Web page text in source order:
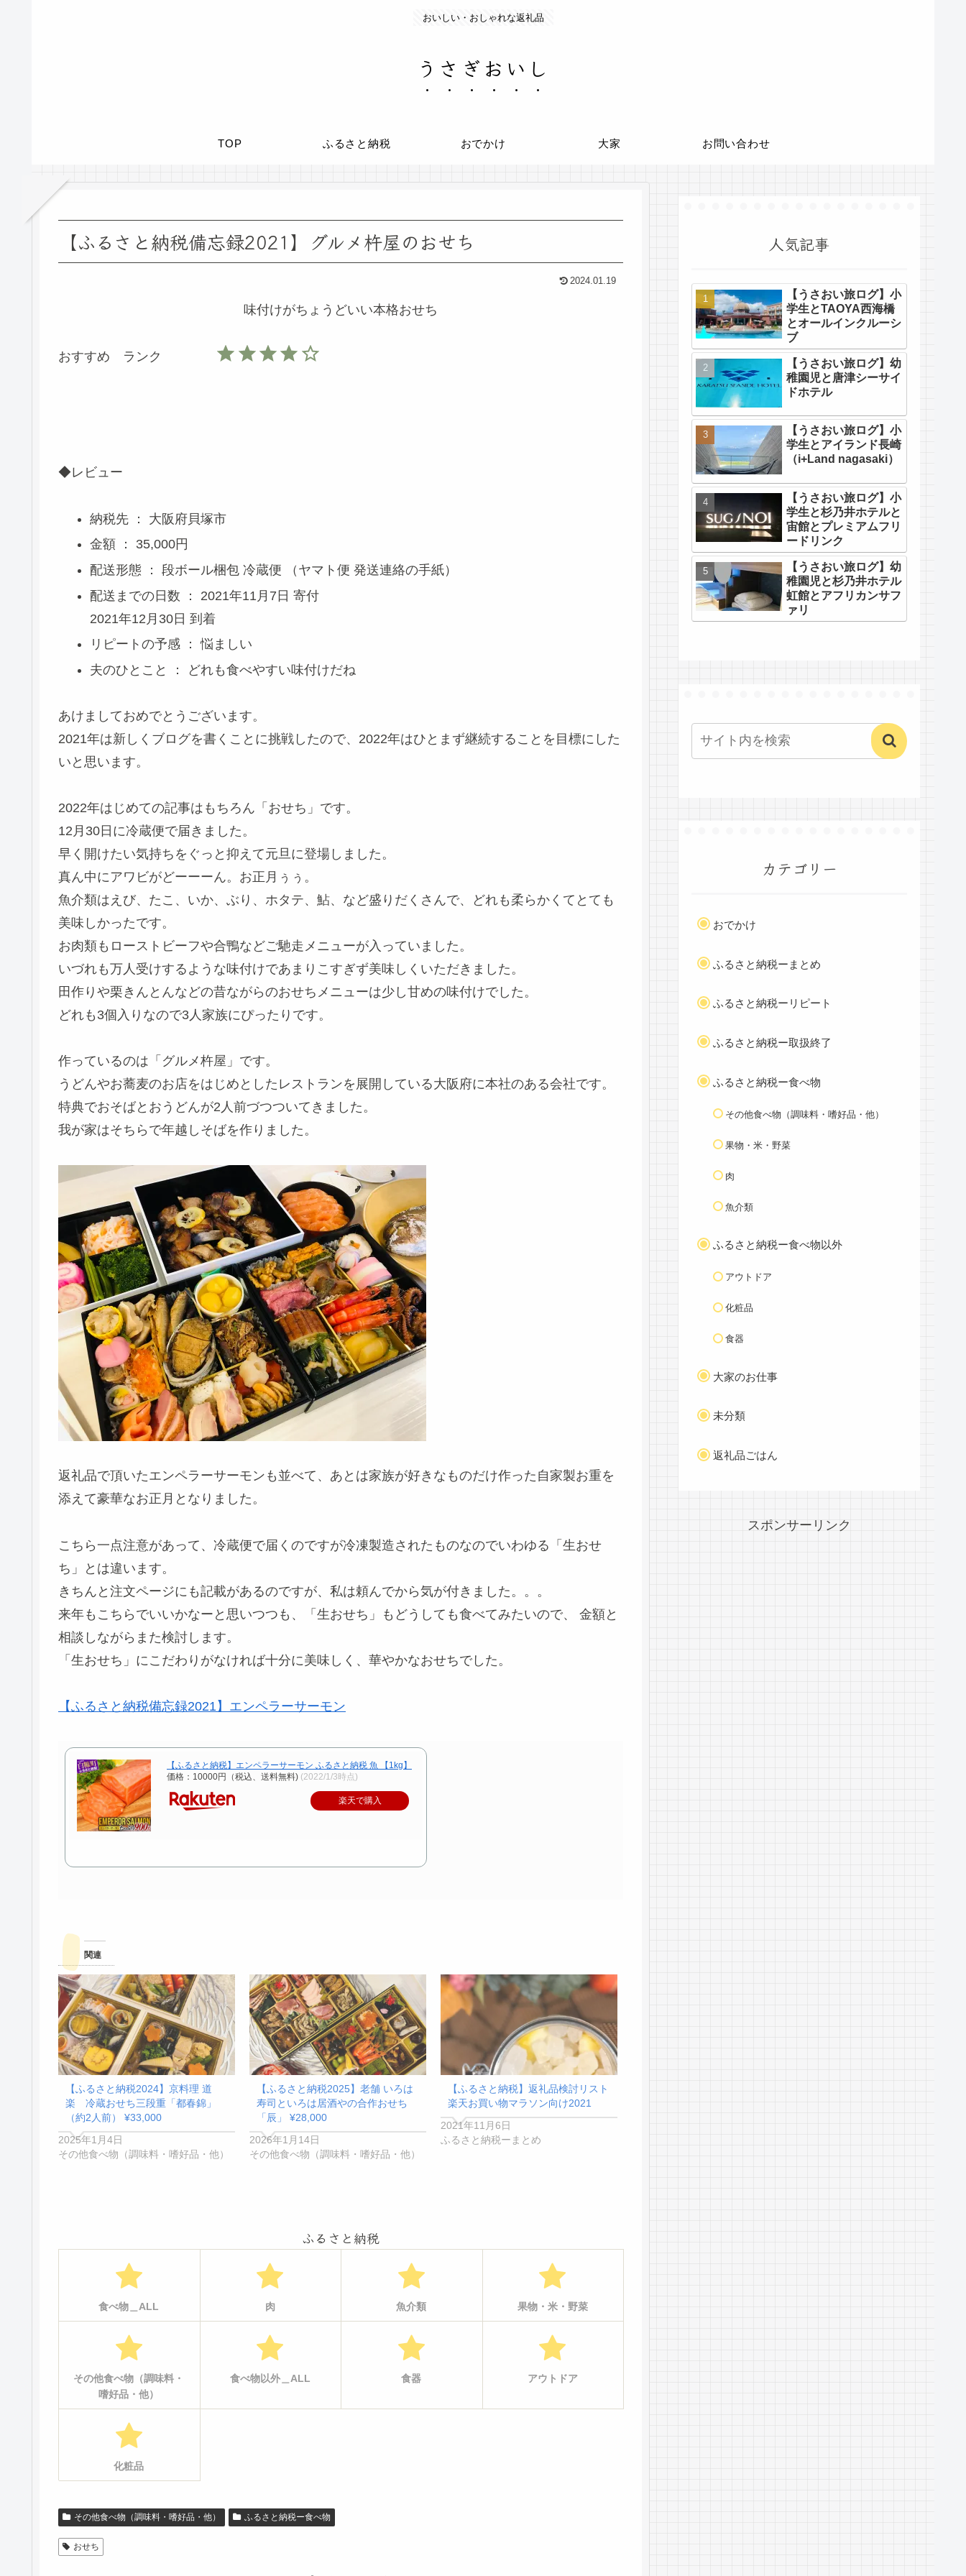
おいしい・おしゃれな返礼品
うさぎおいし
TOP ふるさと納税 おでかけ 大家 お問い合わせ
【ふるさと納税備忘録2021】グルメ杵屋のおせち
2024.01.19
味付けがちょうどいい本格おせち
おすすめ ランク
◆レビュー
納税先 ： 大阪府貝塚市
金額 ： 35,000円
配送形態 ： 段ボール梱包 冷蔵便 （ヤマト便 発送連絡の手紙）
配送までの日数 ： 2021年11月7日 寄付
2021年12月30日 到着
リピートの予感 ： 悩ましい
夫のひとこと ： どれも食べやすい味付けだね
あけましておめでとうございます。
2021年は新しくブログを書くことに挑戦したので、2022年はひとまず継続することを目標にした
いと思います。
2022年はじめての記事はもちろん「おせち」です。
12月30日に冷蔵便で届きました。
早く開けたい気持ちをぐっと抑えて元旦に登場しました。
真ん中にアワビがどーーーん。お正月ぅぅ。
魚介類はえび、たこ、いか、ぶり、ホタテ、鮎、など盛りだくさんで、どれも柔らかくてとても
美味しかったです。
お肉類もローストビーフや合鴨などご馳走メニューが入っていました。
いづれも万人受けするような味付けであまりこすぎず美味しくいただきました。
田作りや栗きんとんなどの昔ながらのおせちメニューは少し甘めの味付けでした。
どれも3個入りなので3人家族にぴったりです。
作っているのは「グルメ杵屋」です。
うどんやお蕎麦のお店をはじめとしたレストランを展開している大阪府に本社のある会社です。
特典でおそばとおうどんが2人前づつついてきました。
我が家はそちらで年越しそばを作りました。
返礼品で頂いたエンペラーサーモンも並べて、あとは家族が好きなものだけ作った自家製お重を
添えて豪華なお正月となりました。
こちら一点注意があって、冷蔵便で届くのですが冷凍製造されたものなのでいわゆる「生おせ
ち」とは違います。
きちんと注文ページにも記載があるのですが、私は頼んでから気が付きました。。。
来年もこちらでいいかなーと思いつつも、「生おせち」もどうしても食べてみたいので、 金額と
相談しながらまた検討します。
「生おせち」にこだわりがなければ十分に美味しく、華やかなおせちでした。
【ふるさと納税備忘録2021】エンペラーサーモン
【ふるさと納税】エンペラーサーモン ふるさと納税 魚 【1kg】
価格：10000円（税込、送料無料) (2022/1/3時点)
楽天で購入
関連
【ふるさと納税2024】京料理 道
楽 冷蔵おせち三段重「都春錦」
（約2人前） ¥33,000
2025年1月4日
その他食べ物（調味料・嗜好品・他）
【ふるさと納税2025】老舗 いろは
寿司といろは居酒やの合作おせち
「辰」 ¥28,000
2026年1月14日
その他食べ物（調味料・嗜好品・他）
【ふるさと納税】返礼品検討リスト
楽天お買い物マラソン向け2021
2021年11月6日
ふるさと納税ーまとめ
ふるさと納税
食べ物＿ALL 肉 魚介類 果物・米・野菜
その他食べ物（調味料・
嗜好品・他）
食べ物以外＿ALL 食器 アウトドア
化粧品
その他食べ物（調味料・嗜好品・他） ふるさと納税ー食べ物
おせち
人気記事
【うさおい旅ログ】小
学生とTAOYA西海橋
とオールインクルーシ
ブ
【うさおい旅ログ】幼
稚園児と唐津シーサイ
ドホテル
【うさおい旅ログ】小
学生とアイランド長崎
（i+Land nagasaki）
【うさおい旅ログ】小
学生と杉乃井ホテルと
宙館とプレミアムフリ
ードリンク
【うさおい旅ログ】幼
稚園児と杉乃井ホテル
虹館とアフリカンサフ
ァリ
カテゴリー
おでかけ
ふるさと納税ーまとめ
ふるさと納税ーリピート
ふるさと納税ー取扱終了
ふるさと納税ー食べ物
その他食べ物（調味料・嗜好品・他）
果物・米・野菜
肉
魚介類
ふるさと納税ー食べ物以外
アウトドア
化粧品
食器
大家のお仕事
未分類
返礼品ごはん
スポンサーリンク